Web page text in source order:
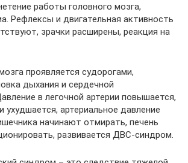
работы головного мозга,
Рефлексы и двигательная активность
зрачки расширены, реакция на
проявляется судорогами,
дыхания и сердечной
в легочной артерии повышается,
ухудшается, артериальное давление
начинают отмирать, печень
развивается ДВС-синдром.